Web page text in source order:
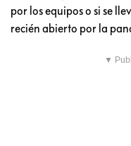
por los equipos o si se
recién abierto por la
▼